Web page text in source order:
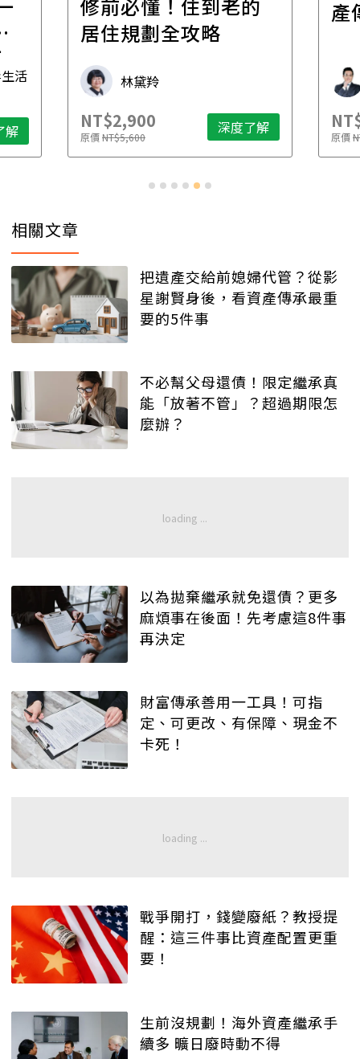
活
解
修前必懂！住到老的
居住規劃全攻略
林黛羚
NT$2,900
原價NT$5,600 深度了解
產
原價
相關文章
把遺產交給前媳婦代管？從影
星謝賢身後，看資產傳承最重
要的5件事
不必幫父母還債！限定繼承真
能「放著不管」？超過期限怎
麼辦？
以為拋棄繼承就免還債？更多
麻煩事在後面！先考慮這8件事
再決定
財富傳承善用一工具！可指
定、可更改、有保障、現金不
卡死！
戰爭開打，錢變廢紙？教授提
醒：這三件事比資產配置更重
要！
生前沒規劃！海外資產繼承手
續多 曠日廢時動不得